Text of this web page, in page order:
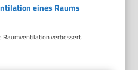
eines Raums
Raumventilation verbessert.